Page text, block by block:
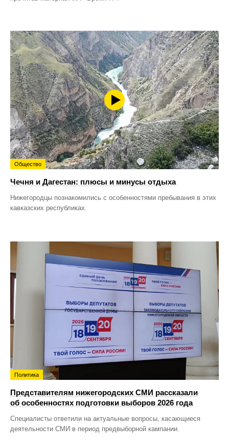
Общество
Чечня и Дагестан: плюсы и минусы отдыха
Нижегородцы познакомились с особенностями пребывания в этих
кавказских республиках.
Политика
Представителям нижегородских СМИ рассказали
об особенностях подготовки выборов 2026 года
Специалисты ответили на актуальные вопросы, касающиеся
деятельности СМИ в период предвыборной кампании.